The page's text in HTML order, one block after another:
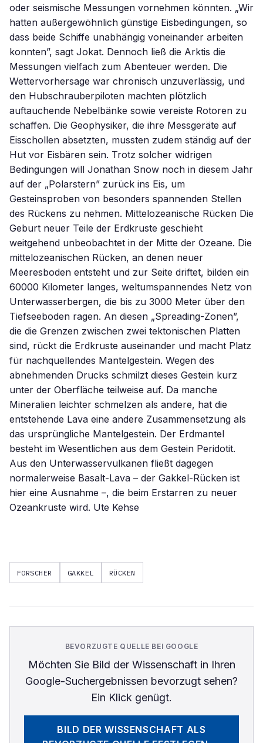
oder seismische Messungen vornehmen könnten. „Wir
hatten außergewöhnlich günstige Eisbedingungen, so
dass beide Schiffe unabhängig voneinander arbeiten
konnten”, sagt Jokat. Dennoch ließ die Arktis die
Messungen vielfach zum Abenteuer werden. Die
Wettervorhersage war chronisch unzuverlässig, und
den Hubschrauberpiloten machten plötzlich
auftauchende Nebelbänke sowie vereiste Rotoren zu
schaffen. Die Geophysiker, die ihre Messgeräte auf
Eisschollen absetzten, mussten zudem ständig auf der
Hut vor Eisbären sein. Trotz solcher widrigen
Bedingungen will Jonathan Snow noch in diesem Jahr
auf der „Polarstern” zurück ins Eis, um
Gesteinsproben von besonders spannenden Stellen
des Rückens zu nehmen. Mittelozeanische Rücken Die
Geburt neuer Teile der Erdkruste geschieht
weitgehend unbeobachtet in der Mitte der Ozeane. Die
mittelozeanischen Rücken, an denen neuer
Meeresboden entsteht und zur Seite driftet, bilden ein
60000 Kilometer langes, weltumspannendes Netz von
Unterwasserbergen, die bis zu 3000 Meter über den
Tiefseeboden ragen. An diesen „Spreading-Zonen”,
die die Grenzen zwischen zwei tektonischen Platten
sind, rückt die Erdkruste auseinander und macht Platz
für nachquellendes Mantelgestein. Wegen des
abnehmenden Drucks schmilzt dieses Gestein kurz
unter der Oberfläche teilweise auf. Da manche
Mineralien leichter schmelzen als andere, hat die
entstehende Lava eine andere Zusammensetzung als
das ursprüngliche Mantelgestein. Der Erdmantel
besteht im Wesentlichen aus dem Gestein Peridotit.
Aus den Unterwasservulkanen fließt dagegen
normalerweise Basalt-Lava – der Gakkel-Rücken ist
hier eine Ausnahme –, die beim Erstarren zu neuer
Ozeankruste wird. Ute Kehse
FORSCHER GAKKEL RÜCKEN
BEVORZUGTE QUELLE BEI GOOGLE
Möchten Sie Bild der Wissenschaftin Ihren
Google-Suchergebnissen bevorzugt sehen?
Ein Klick genügt.
BILD DER WISSENSCHAFT ALS